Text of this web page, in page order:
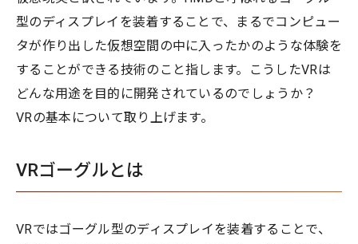
型のディスプレイを装着することで、まるでコンピュー
タが作り出した仮想空間の中に入ったかのような体験を
することができる技術のこと指します。こうしたVRは
どんな用途を目的に開発されているのでしょうか？
VRの基本について取り上げます。
VRゴーグルとは
VRではゴーグル型のディスプレイを装着することで、